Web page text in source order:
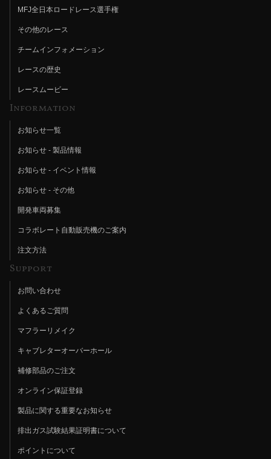
MFJ全日本ロードレース選手権
その他のレース
チームインフォメーション
レースの歴史
レースムービー
Information
お知らせ一覧
お知らせ - 製品情報
お知らせ - イベント情報
お知らせ - その他
開発車両募集
コラボレート自動販売機のご案内
注文方法
Support
お問い合わせ
よくあるご質問
マフラーリメイク
キャブレターオーバーホール
補修部品のご注文
オンライン保証登録
製品に関する重要なお知らせ
排出ガス試験結果証明書について
ポイントについて